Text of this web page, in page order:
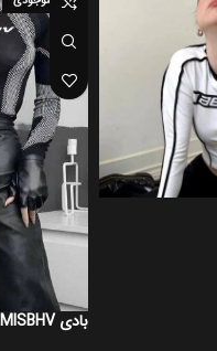
بادی MISBHV